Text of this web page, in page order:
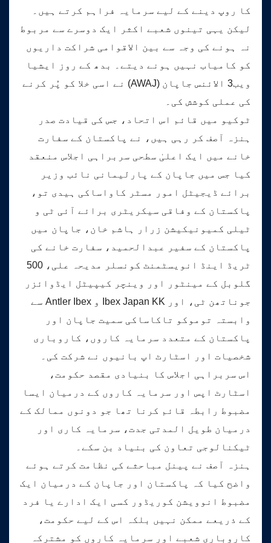
کا روپ دینے کے لیے سرمایہ فراہم کرتے ہیں۔
لیکن یہی تینوں شعبے اکثر ایک دوسرے سے مربوط
نہ ہونے کی وجہ سے بین الاقوامی شراکت داریوں
کو کامیاب نہیں ہونے دیتے۔ بدھ کے روز ایشیا
ویب3 الائنس جاپان (AWAJ) نے اسی خلا کو پُر کرنے
کی عملی کوشش کی۔
ٹوکیو میں قائم اس اتحاد، جس کی قیادت صدر
ہنزہ آصف کر رہی ہیں، نے پاکستان کے سفارت
خانے میں ایک اعلیٰ سطحی سربراہی اجلاس منعقد
کیا جس میں جاپان کے پارلیمانی نائب وزیر
برائے ڈیجیٹل امور مسٹر کاواساکی ہیدی تو،
پاکستان کے وفاقی سیکریٹری برائے آئی ٹی و
ٹیلی کمیونیکیشن زرار ہاشم خان، جاپان میں
پاکستان کے سفیر عبدالحمید، سفارت خانے کی
ٹریڈ اینڈ انویسٹمنٹ کونسلر مدیحہ علی، 500
گلوبل کے مینٹور اور وینچر کیپیٹل ایڈوائزر
جوناتھن ٹی، اور Ibex Japan KK و Antler Ibex سے
وابستہ توموکو تاکاساکی سمیت جاپان اور
پاکستان کے متعدد سرمایہ کاروں، کاروباری
شخصیات اور اسٹارٹ اپ بانیوں نے شرکت کی۔
اس سربراہی اجلاس کا بنیادی مقصد حکومت،
اسٹارٹ اپس اور سرمایہ کاروں کے درمیان ایسا
مضبوط رابطہ قائم کرنا تھا جو دونوں ممالک کے
درمیان طویل المدتی جدت، سرمایہ کاری اور
ٹیکنالوجی تعاون کی بنیاد بن سکے۔
ہنزہ آصف نے پینل مباحثے کی نظامت کرتے ہوئے
واضح کیا کہ پاکستان اور جاپان کے درمیان ایک
مضبوط انوویشن کوریڈور کسی ایک ادارے یا فرد
کے ذریعے ممکن نہیں بلکہ اس کے لیے حکومت،
کاروباری شعبے اور سرمایہ کاروں کو مشترکہ